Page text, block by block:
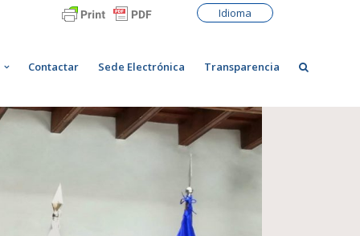
Idioma
Contactar Sede Electrónica Transparencia